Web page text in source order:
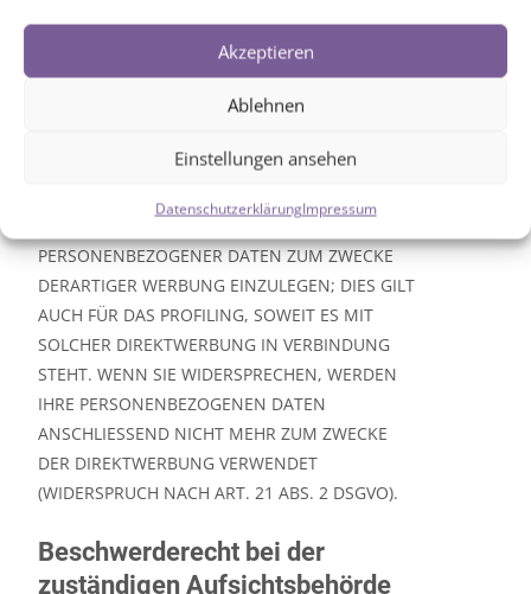
Akzeptieren
Ablehnen
Einstellungen ansehen
DatenschutzerklärungImpressum
VERTEIDIGUNG VON RECHTSANSPRÜCHEN
(WIDERSPRUCH NACH ART. 21 ABS. 1 DSGVO).
WERDEN IHRE PERSONENBEZOGENEN DATEN
BETREIBEN, SO HABEN SIE DAS RECHT,
VERARBEITUNG SIE BETREFFENDER
PERSONENBEZOGENER DATEN ZUM ZWECKE
DERARTIGER WERBUNG EINZULEGEN; DIES GILT
AUCH FÜR DAS PROFILING, SOWEIT ES MIT
SOLCHER DIREKTWERBUNG IN VERBINDUNG
STEHT. WENN SIE WIDERSPRECHEN, WERDEN
IHRE PERSONENBEZOGENEN DATEN
ANSCHLIESSEND NICHT MEHR ZUM ZWECKE
DER DIREKTWERBUNG VERWENDET
(WIDERSPRUCH NACH ART. 21 ABS. 2 DSGVO).
Beschwerde­recht bei der
zuständigen Aufsichts­behörde